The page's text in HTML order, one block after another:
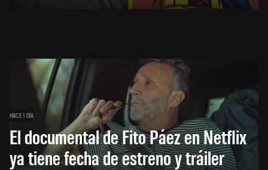
HACE 1 DÍA
El documental de Fito Páez en Netflix
ya tiene fecha de estreno y tráiler